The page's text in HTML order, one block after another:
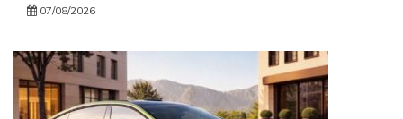
07/08/2026